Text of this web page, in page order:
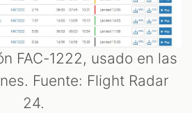
FAC-1222, usado en las
Fuente: Flight Radar
24.